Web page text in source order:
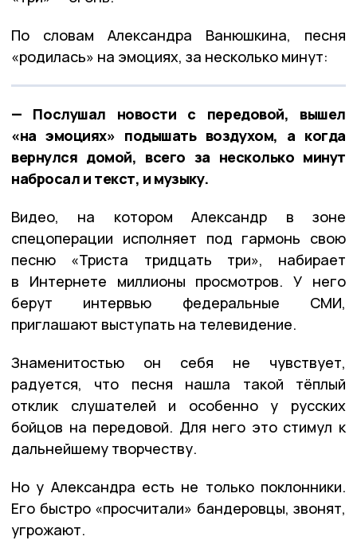
По словам Александра Ванюшкина, песня
«родилась» на эмоциях, за несколько минут:
— Послушал новости с передовой, вышел
«на эмоциях» подышать воздухом, а когда
вернулся домой, всего за несколько минут
набросал и текст, и музыку.
Видео, на котором Александр в зоне
спецоперации исполняет под гармонь свою
песню «Триста тридцать три», набирает
в Интернете миллионы просмотров. У него
берут интервью федеральные СМИ,
приглашают выступать на телевидение.
Знаменитостью он себя не чувствует,
радуется, что песня нашла такой тёплый
отклик слушателей и особенно у русских
бойцов на передовой. Для него это стимул к
дальнейшему творчеству.
Но у Александра есть не только поклонники.
Его быстро «просчитали» бандеровцы, звонят,
угрожают.